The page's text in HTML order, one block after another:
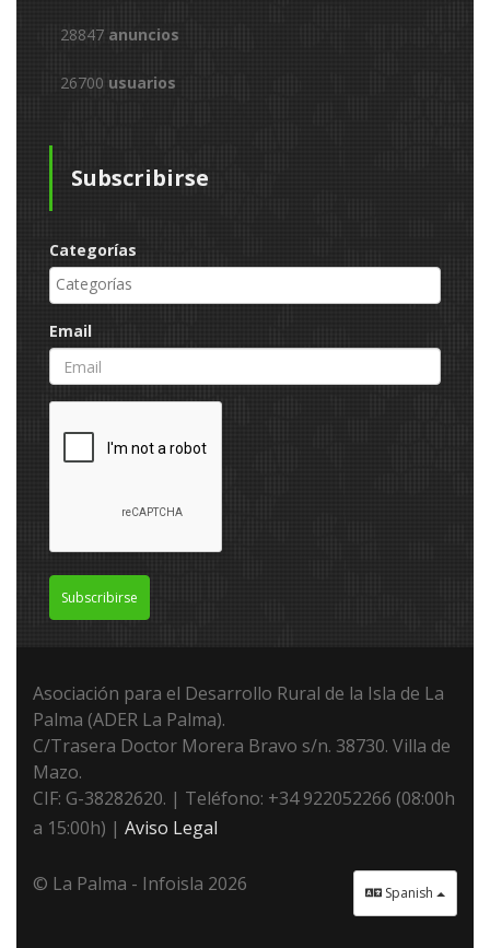
28847 anuncios
26700 usuarios
Subscribirse
Categorías
Email
Subscribirse
Asociación para el Desarrollo Rural de la Isla de La
Palma (ADER La Palma).
C/Trasera Doctor Morera Bravo s/n. 38730. Villa de
Mazo.
CIF: G-38282620. | Teléfono: +34 922052266 (08:00h
a 15:00h) | Aviso Legal
Spanish
© La Palma - Infoisla 2026